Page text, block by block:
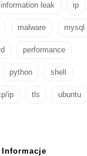
information leak ip
malware mysql
performance
python shell
ip tls ubuntu
Informacje